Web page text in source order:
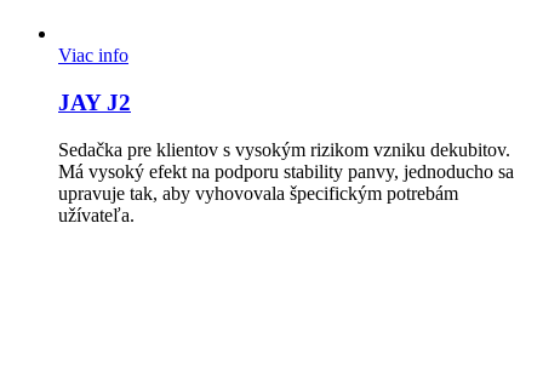
Viac info
JAY J2
Sedačka pre klientov s vysokým rizikom vzniku dekubitov.
Má vysoký efekt na podporu stability panvy, jednoducho sa
upravuje tak, aby vyhovovala špecifickým potrebám
užívateľa.